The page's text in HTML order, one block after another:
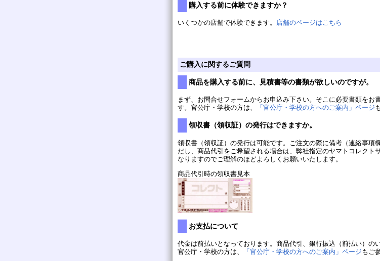
購入する前に体験できますか？
いくつかの店舗で体験できます。 店舗のページはこちら
ご購入に関するご質問
商品を購入する前に、見積書等の書類が欲しいのですが。
まず、お問合せフォームからお申込み下さい。そこに必要書類をお
す。官公庁・学校の方は、
「官公庁・学校の方へのご案内」ページ
領収書（領収証）の発行はできますか。
領収書（領収証）の発行は可能です。ご注文の際に備考（連絡事項
だし、商品代引をご希望される場合は、弊社指定のヤマトコレクト
なりますのでご理解のほどよろしくお願いいたします。
商品代引時の領収書見本
お支払について
代金は前払いとなっております。商品代引、銀行振込（前払い）の
官公庁・学校の方は、
「官公庁・学校の方へのご案内」ページ もご